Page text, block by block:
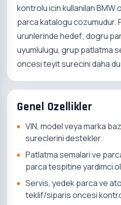
kontrolu icin kullanilan BMW
parca katalogu cozumudur.
urunlerinde hedef; dogru
uyumlulugu, grup patlatma
oncesi teyit surecini daha
Genel Ozellikler
VIN, model veya marka
sureclerini destekler.
Patlatma semalari ve
parca tespitine yardimci
Servis, yedek parca ve
teklif/siparis oncesi